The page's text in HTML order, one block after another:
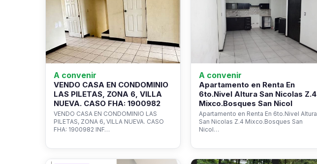
A convenir
VENDO CASA EN CONDOMINIO
LAS PILETAS, ZONA 6, VILLA
NUEVA. CASO FHA: 1900982
VENDO CASA EN CONDOMINIO LAS
PILETAS, ZONA 6, VILLA NUEVA. CASO
FHA: 1900982 INF…
A convenir
Apartamento en Renta En
6to.Nivel Altura San Nicolas Z.4
Mixco.Bosques San Nicol
Apartamento en Renta En 6to.Nivel Altura
San Nicolas Z.4 Mixco.Bosques San
Nicol…